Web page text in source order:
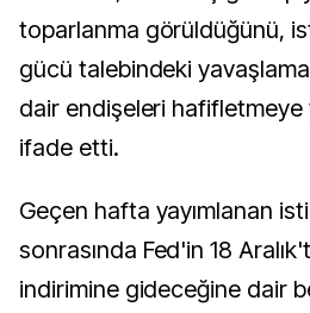
toparlanma görüldüğünü,
gücü talebindeki
dair endişeleri hafifletmeye
ifade etti.
Geçen hafta yayımlanan
sonrasında Fed'in 18
indirimine gideceğine dair